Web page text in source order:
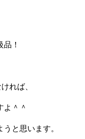
！
れば、
よ＾＾
と思います。